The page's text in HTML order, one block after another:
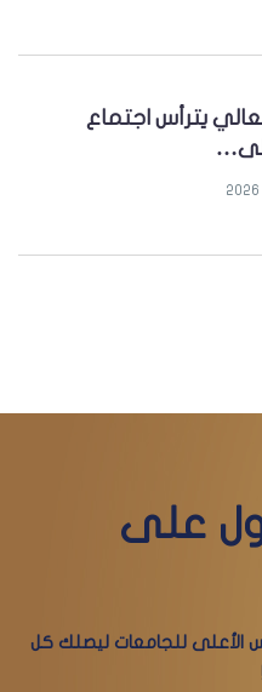
يترأس اجتماع
على
الأعلى للجامعات ليصلك كل